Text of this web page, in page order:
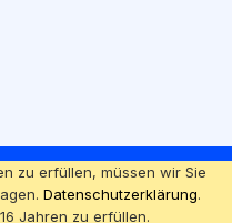
zu erfüllen, müssen wir Sie
Datenschutzerklärung.
Jahren zu erfüllen.
und